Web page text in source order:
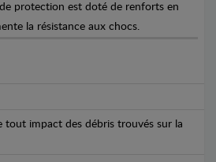
protection est doté de renforts en
la résistance aux chocs.
tout impact des débris trouvés sur la